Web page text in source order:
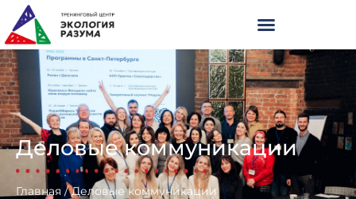
Деловые коммуникации
Главная /Деловые коммуникации